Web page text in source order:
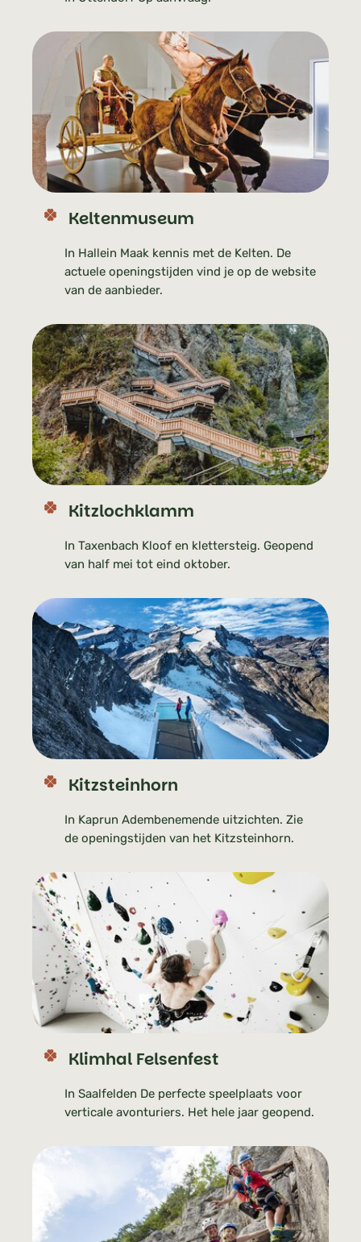
Keltenmuseum
In Hallein Maak kennis met de Kelten. De
actuele openingstijden vind je op de website
van de aanbieder.
Kitzlochklamm
In Taxenbach Kloof en klettersteig. Geopend
van half mei tot eind oktober.
Kitzsteinhorn
In Kaprun Adembenemende uitzichten. Zie
de openingstijden van het Kitzsteinhorn.
Klimhal Felsenfest
In Saalfelden De perfecte speelplaats voor
verticale avonturiers. Het hele jaar geopend.